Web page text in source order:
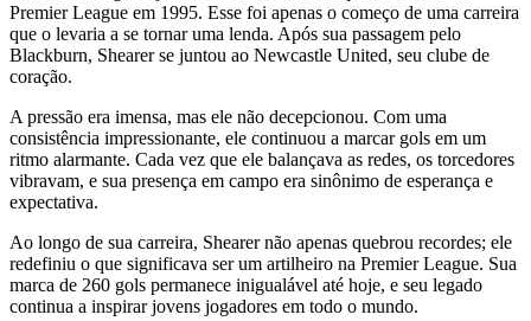
Premier League em 1995. Esse foi apenas o começo de uma carreira
que o levaria a se tornar uma lenda. Após sua passagem pelo
Blackburn, Shearer se juntou ao Newcastle United, seu clube de
coração.
A pressão era imensa, mas ele não decepcionou. Com uma
consistência impressionante, ele continuou a marcar gols em um
ritmo alarmante. Cada vez que ele balançava as redes, os torcedores
vibravam, e sua presença em campo era sinônimo de esperança e
expectativa.
Ao longo de sua carreira, Shearer não apenas quebrou recordes; ele
redefiniu o que significava ser um artilheiro na Premier League. Sua
marca de 260 gols permanece inigualável até hoje, e seu legado
continua a inspirar jovens jogadores em todo o mundo.